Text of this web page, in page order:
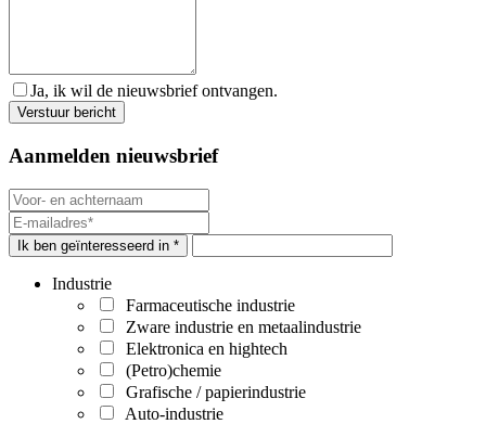
Ja, ik wil de nieuwsbrief ontvangen.
Aanmelden nieuwsbrief
Ik ben geïnteresseerd in *
Industrie
Farmaceutische industrie
Zware industrie en metaalindustrie
Elektronica en hightech
(Petro)chemie
Grafische / papierindustrie
Auto-industrie